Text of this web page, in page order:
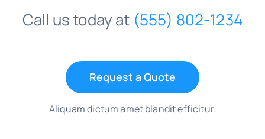
Call us today at (555) 802-1234
Request a Quote
Aliquam dictum amet blandit efficitur.